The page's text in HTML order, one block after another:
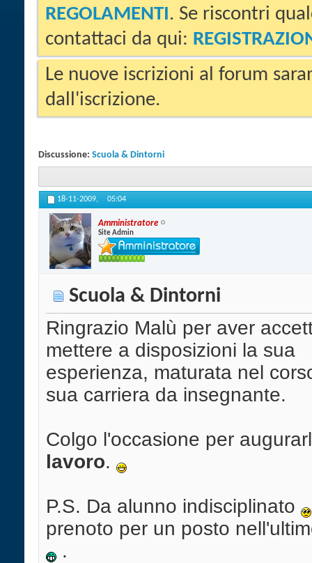
REGOLAMENTI. Se riscontri
contattaci da qui:
Le nuove iscrizioni al forum
dall'iscrizione.
Discussione: Scuola & Dintorni
18-11-2009, 05:04
Amministratore
Site Admin
Scuola & Dintorni
Ringrazio Malù per aver
mettere a disposizioni la sua
esperienza, maturata nel
sua carriera da insegnante.
Colgo l'occasione per
lavoro.
P.S. Da alunno indisciplinato
prenoto per un posto
.